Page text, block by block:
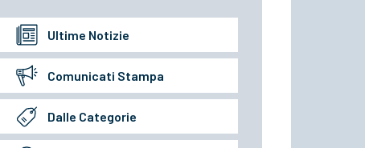
Ultime Notizie
Comunicati Stampa
Dalle Categorie